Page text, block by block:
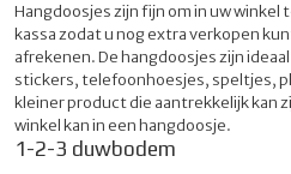
Hangdoosjes zijn fijn om in uw winkel
kassa zodat u nog extra verkopen
afrekenen. De hangdoosjes zijn
stickers, telefoonhoesjes, speltjes,
kleiner product die aantrekkelijk kan
winkel kan in een hangdoosje.
1-2-3 duwbodem